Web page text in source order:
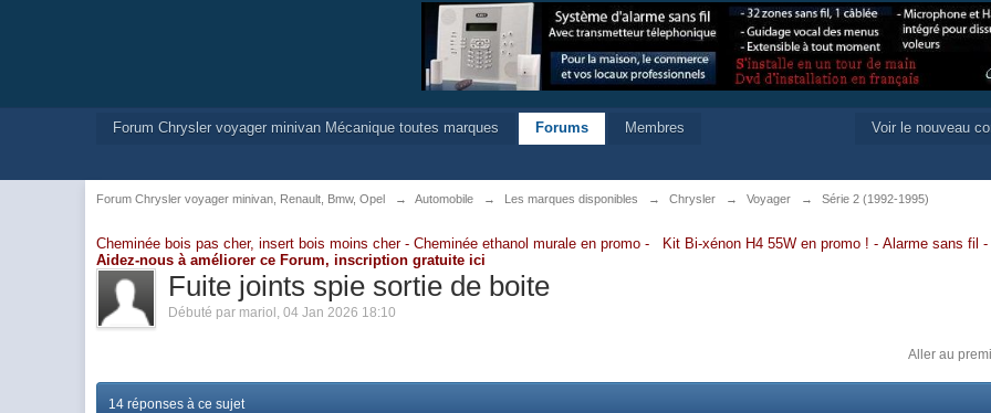
Voir le nouveau
Forum Chrysler voyager minivan Mécanique toutes marques Forums Membres
Forum Chrysler voyager minivan, Renault, Bmw, Opel → Automobile → Les marques disponibles → Chrysler → Voyager → Série 2 (1992-1995)
Cheminée bois pas cher, insert bois moins cher - Cheminée ethanol murale en promo - Kit Bi-xénon H4 55W en promo ! - Alarme sans fil
Aidez-nous à améliorer ce Forum, inscription gratuite ici
Fuite joints spie sortie de boite
Débuté par mariol , 04 Jan 2026 18:10
Aller au
14 réponses à ce sujet